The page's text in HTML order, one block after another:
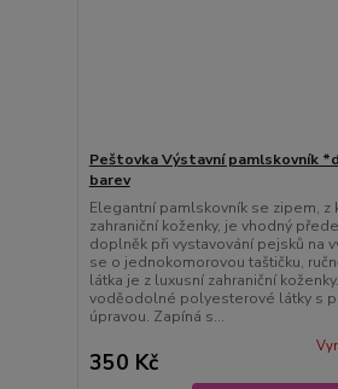
Peštovka Výstavní pamlskovník
barev
Elegantní pamlskovník se zipem, z
zahraniční koženky, je vhodný
doplněk při vystavování pejsků na
se o jednokomorovou taštičku,
látka je z luxusní zahraniční
voděodolné polyesterové látky s
úpravou. Zapíná s...
350 Kč